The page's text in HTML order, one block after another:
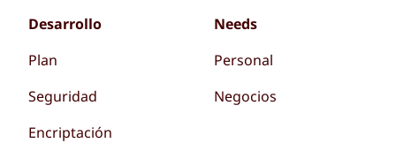
Desarrollo
Plan
Seguridad
Encriptación
Needs
Personal
Negocios